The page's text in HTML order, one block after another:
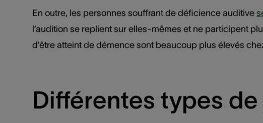
En outre, les personnes souffrant de déficience auditive
l’audition se replient sur elles-mêmes et ne participent
d’être atteint de démence sont beaucoup plus élevés
Différentes types